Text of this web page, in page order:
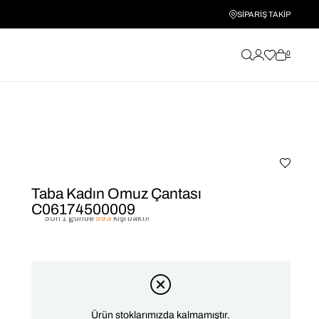
SİPARİŞ TAKİP
0
Taba Kadın Omuz Çantası
C06174500009
Son 1 günde kişi baktı!
Ürün stoklarımızda kalmamıştır.